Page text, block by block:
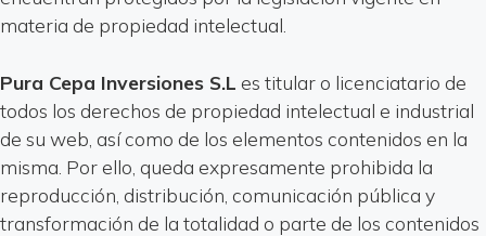
materia de propiedad intelectual.
Pura Cepa Inversiones S.L es titular o licenciatario de
todos los derechos de propiedad intelectual e industrial
de su web, así como de los elementos contenidos en la
misma. Por ello, queda expresamente prohibida la
reproducción, distribución, comunicación pública y
transformación de la totalidad o parte de los contenidos